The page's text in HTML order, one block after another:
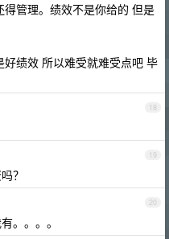
管理。绩效不是你给的 但是
绩效 所以难受就难受点吧 毕
18
19
？
20
。。。。